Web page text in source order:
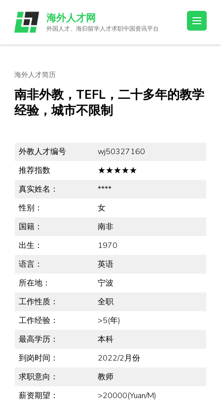
content
(Press
海外人才网
外国人才、海归留学人才求职中国资讯平台
海外人才简历
南非外教，TEFL，二十多年的教学
经验，城市不限制
外教人才编号
wj50327160
推荐指数
★★★★★
真实姓名：
****
性别：
女
国籍：
南非
出生：
1970
语言：
英语
所在地：
宁波
工作性质：
全职
工作经验：
>5(年)
最高学历：
本科
到岗时间：
2022/2月份
求职意向：
教师
薪资期望：
>20000(Yuan/M)